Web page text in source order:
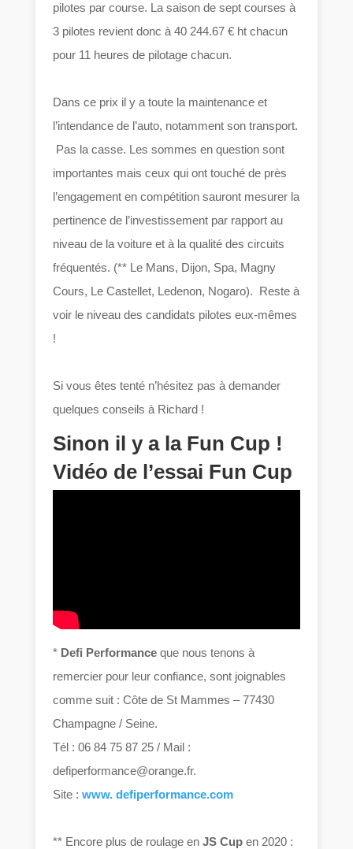
pilotes par course. La saison de sept courses à
3 pilotes revient donc à 40 244.67 € ht chacun
pour 11 heures de pilotage chacun.
Dans ce prix il y a toute la maintenance et
l’intendance de l’auto, notamment son transport.
Pas la casse. Les sommes en question sont
importantes mais ceux qui ont touché de près
l’engagement en compétition sauront mesurer la
pertinence de l’investissement par rapport au
niveau de la voiture et à la qualité des circuits
fréquentés. (** Le Mans, Dijon, Spa, Magny
Cours, Le Castellet, Ledenon, Nogaro). Reste à
voir le niveau des candidats pilotes eux-mêmes
!
Si vous êtes tenté n’hésitez pas à demander
quelques conseils à Richard !
Sinon il y a la Fun Cup !
Vidéo de l’essai Fun Cup
* Defi Performance que nous tenons à
remercier pour leur confiance, sont joignables
comme suit : Côte de St Mammes – 77430
Champagne / Seine.
Tél : 06 84 75 87 25 / Mail :
defiperformance@orange.fr.
Site :www. defiperformance.com
** Encore plus de roulage enJS Cup en 2020 :